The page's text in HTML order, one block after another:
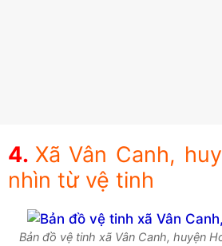
Xã Vân Canh,
nhìn từ vệ tinh
Bản đồ vệ tinh xã Vân Canh, huyện